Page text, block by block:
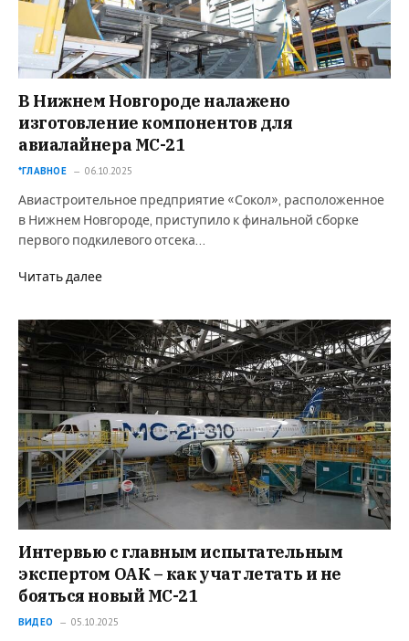
В Нижнем Новгороде налажено
изготовление компонентов для
авиалайнера МС-21
*ГЛАВНОЕ 06.10.2025
Авиастроительное предприятие «Сокол», расположенное
в Нижнем Новгороде, приступило к финальной сборке
первого подкилевого отсека…
Читать далее
Интервью с главным испытательным
экспертом ОАК – как учат летать и не
бояться новый MC-21
ВИДЕО 05.10.2025